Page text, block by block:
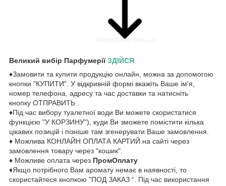
Великий вибір ПарфумеріїЗДІЙСЯ
♦Замовити та купити продукцію онлайн, можна за допомогою
кнопки "КУПИТИ". У відкривній формі вкажіть Ваше ім'я,
номер телефона, адресу та час доставки та натисніть
кнопку ОТПРАВИТЬ .
♦Під час вибору туалетної води Ви можете скористатися
функцією "У КОРЗИНУ"), куди Ви зможете помістити кілька
цікавих позицій і пізніше там згенерувати Ваше замовлення.
♦ Можлива КОНЛАЙН ОПЛАТА КАРТИЙ на сайті через
замовлення товару через "кошик".
♦ Можливе оплата через ПромОплату
♦Якщо потрібного Вам аромату немає в наявності, то
скористайтеся кнопкою "ПОД ЗАКАЗ “. Під час використання